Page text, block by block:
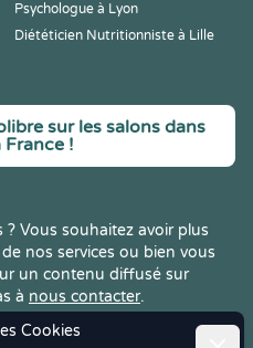
Cookies
Psychologue à Lyon
Diététicien Nutritionniste à Lille
sur les salons dans
!
Vous souhaitez avoir plus
nos services ou bien vous
un contenu diffusé sur
à nous contacter.